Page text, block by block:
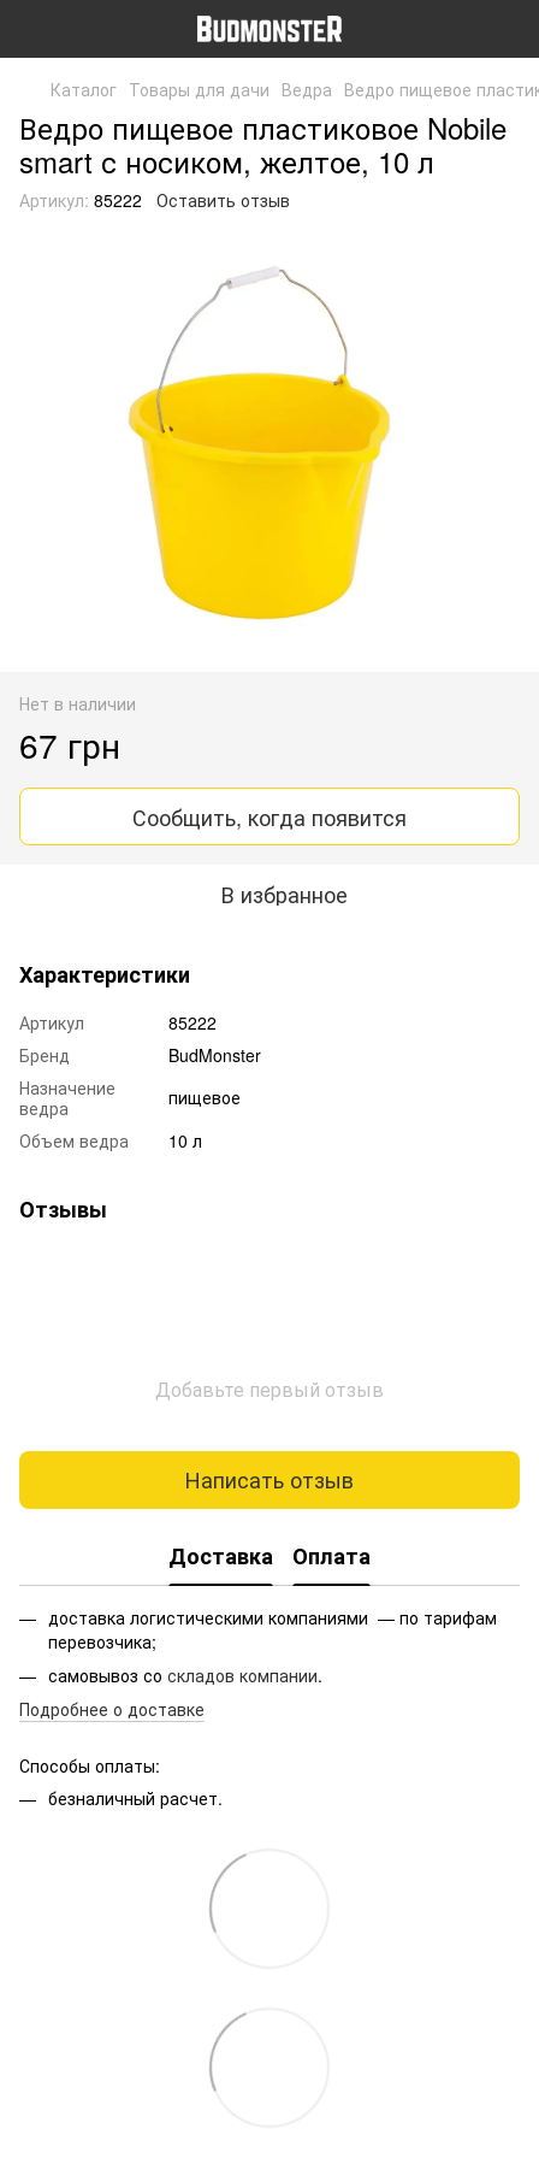
Каталог Товары для дачи Ведра Ведро пищевое
Ведро пищевое пластиковое Nobile
smart с носиком, желтое, 10 л
Артикул: 85222 Оставить отзыв
Нет в наличии
67 грн
Сообщить, когда появится
В избранное
Характеристики
Артикул
85222
Бренд
BudMonster
Назначение
ведра
пищевое
Объем ведра
10 л
Отзывы
Добавьте первый отзыв
Написать отзыв
Доставка Оплата
доставка логистическими компаниями — по тарифам
перевозчика;
самовывоз со складов компании.
Подробнее о доставке
Способы оплаты:
безналичный расчет.